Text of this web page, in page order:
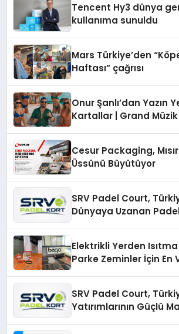
Tencent Hy3 dünya
kullanıma sunuldu
Mars Türkiye’den
Haftası” çağrısı
Onur Şanlı’dan Yazın
Kartallar | Grand
Cesur Packaging,
Üssünü Büyütüyor
SRV Padel Court,
Dünyaya Uzanan
Elektrikli Yerden
Parke Zeminler İçin En
SRV Padel Court,
Yatırımlarının Güçlü